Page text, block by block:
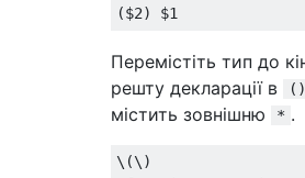
Перемістіть тип до
решту декларації в
()
містить зовнішню
* .
\(\)